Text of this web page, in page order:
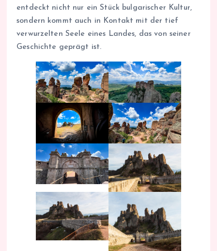
entdeckt nicht nur ein Stück bulgarischer Kultur,
sondern kommt auch in Kontakt mit der tief
verwurzelten Seele eines Landes, das von seiner
Geschichte geprägt ist.